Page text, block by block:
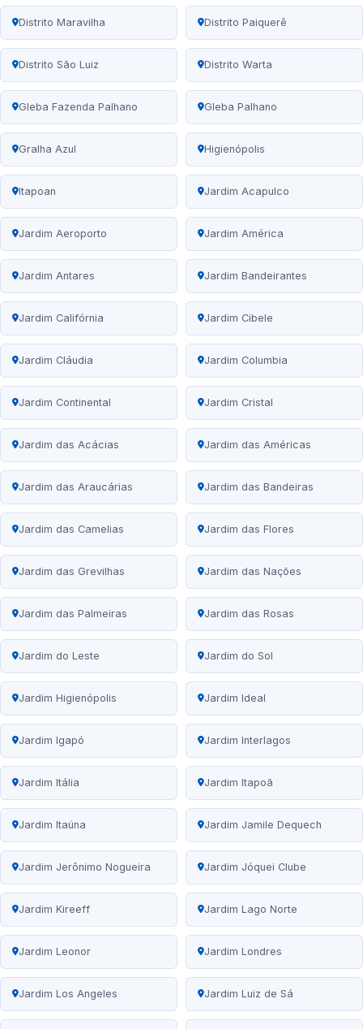
Distrito Maravilha Distrito Paiquerê
Distrito São Luiz Distrito Warta
Gleba Fazenda Palhano Gleba Palhano
Gralha Azul Higienópolis
Itapoan Jardim Acapulco
Jardim Aeroporto Jardim América
Jardim Antares Jardim Bandeirantes
Jardim Califórnia Jardim Cibele
Jardim Cláudia Jardim Columbia
Jardim Continental Jardim Cristal
Jardim das Acácias Jardim das Américas
Jardim das Araucárias Jardim das Bandeiras
Jardim das Camelias Jardim das Flores
Jardim das Grevilhas Jardim das Nações
Jardim das Palmeiras Jardim das Rosas
Jardim do Leste Jardim do Sol
Jardim Higienópolis Jardim Ideal
Jardim Igapó Jardim Interlagos
Jardim Itália Jardim Itapoã
Jardim Itaúna Jardim Jamile Dequech
Jardim Jerônimo Nogueira Jardim Jóquei Clube
Jardim Kireeff Jardim Lago Norte
Jardim Leonor Jardim Londres
Jardim Los Angeles Jardim Luiz de Sá